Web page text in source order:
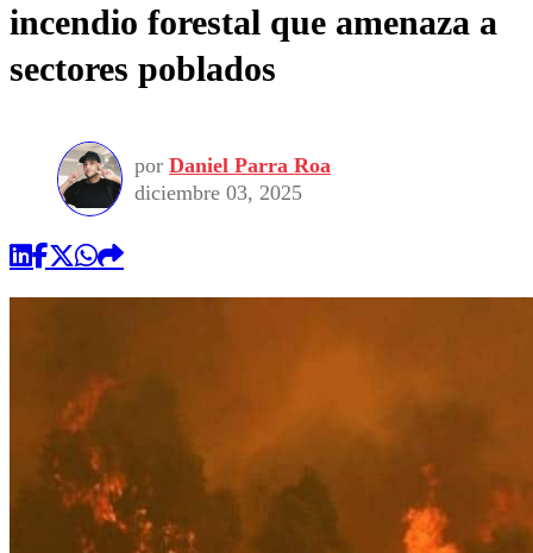
incendio forestal que amenaza a
sectores poblados
por Daniel Parra Roa
diciembre 03, 2025